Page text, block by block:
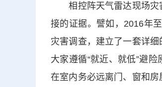
相控阵天气雷达现场灾
接的证据。譬如，2016年
灾害调查，建立了一套详
大家遵循“就近、就低”避
在室内务必远离门、窗和